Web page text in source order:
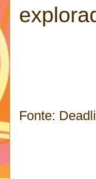
Fonte: